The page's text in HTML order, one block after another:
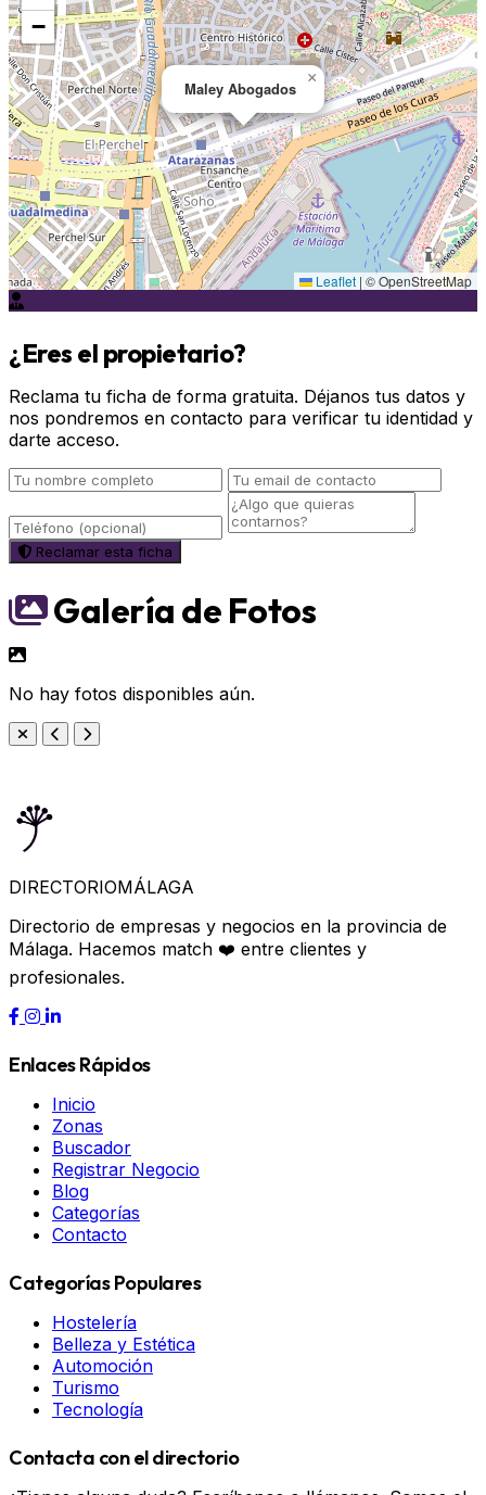
Maley Abogados
×
−
Leaflet | © OpenStreetMap
¿Eres el propietario?
Reclama tu ficha de forma gratuita. Déjanos tus datos y
nos pondremos en contacto para verificar tu identidad y
darte acceso.
Reclamar esta ficha
Galería de Fotos
No hay fotos disponibles aún.
DIRECTORIOMÁLAGA
Directorio de empresas y negocios en la provincia de
Málaga. Hacemos match ❤️ entre clientes y
profesionales.
Enlaces Rápidos
Inicio
Zonas
Buscador
Registrar Negocio
Blog
Categorías
Contacto
Categorías Populares
Hostelería
Belleza y Estética
Automoción
Turismo
Tecnología
Contacta con el directorio